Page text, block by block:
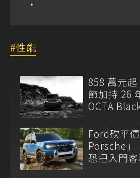
性能
858 萬元
節加持 26
OCTA
Ford砍平
Porsche
恐把入門